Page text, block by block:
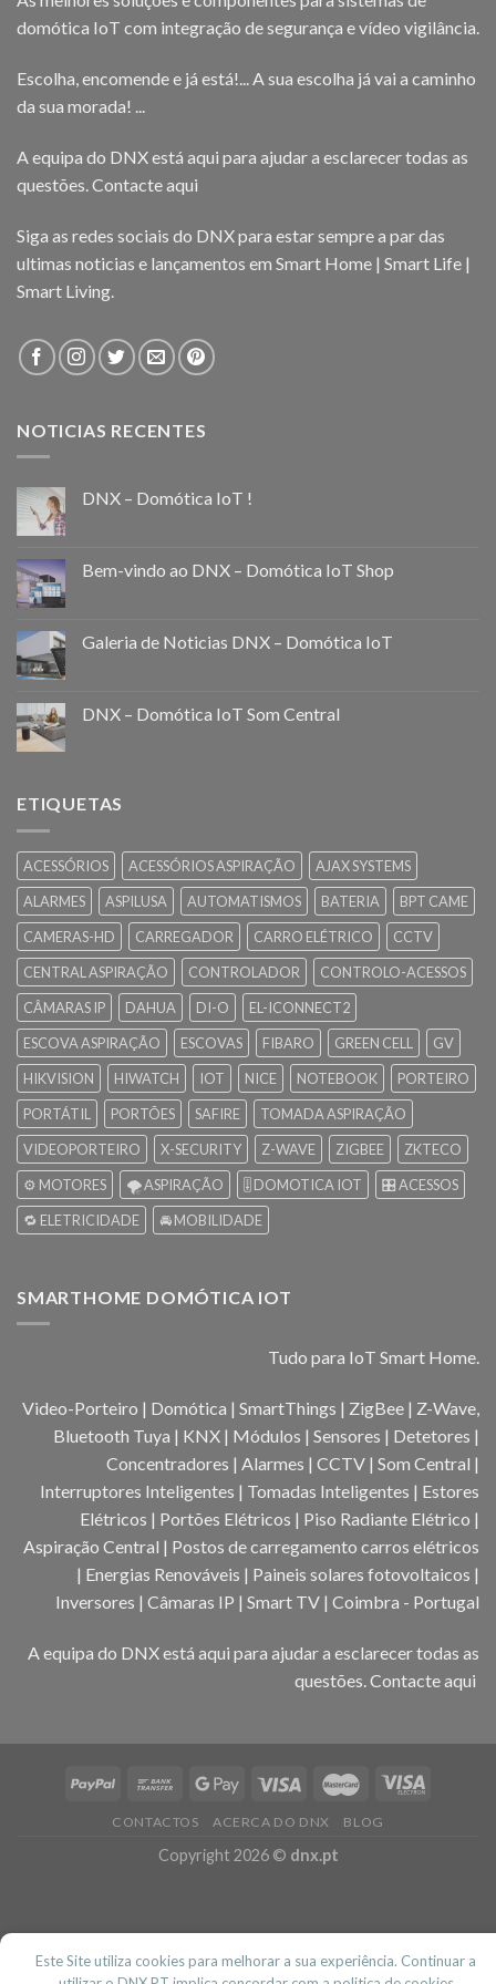
domótica IoT com integração de segurança e vídeo vigilância.
Escolha, encomende e já está!... A sua escolha já vai a caminho
da sua morada! ...
A equipa do DNX está aqui para ajudar a esclarecer todas as
questões.Contacte aqui
Siga as redes sociais do DNX para estar sempre a par das
ultimas noticias e lançamentos em Smart Home | Smart Life |
Smart Living.
NOTICIAS RECENTES
DNX – Domótica IoT !
Bem-vindo ao DNX – Domótica IoT Shop
Galeria de Noticias DNX – Domótica IoT
DNX – Domótica IoT Som Central
ETIQUETAS
ACESSÓRIOS ACESSÓRIOS ASPIRAÇÃO
AJAX SYSTEMS
ALARMES
ASPILUSA AUTOMATISMOS BATERIA
BPT CAME
CAMERAS-HD
CARREGADOR CARRO ELÉTRICO
CCTV
CENTRAL ASPIRAÇÃO
CONTROLADOR
CONTROLO-ACESSOS
CÂMARAS IP
DAHUA DI-O
EL-ICONNECT2
ESCOVA ASPIRAÇÃO
ESCOVAS FIBARO GREEN CELL
GV
HIKVISION
HIWATCH IOT NICE NOTEBOOK
PORTEIRO
PORTÁTIL
PORTÕES SAFIRE
TOMADA ASPIRAÇÃO
VIDEOPORTEIRO
X-SECURITY Z-WAVE ZIGBEE
ZKTECO
⚙️ MOTORES
🌪️ ASPIRAÇÃO 🎚️ DOMOTICA IOT
🎛️ ACESSOS
🔁 ELETRICIDADE
🚘 MOBILIDADE
SMARTHOME DOMÓTICA IOT
Tudo para IoT Smart Home.
Video-Porteiro | Domótica | SmartThings | ZigBee | Z-Wave,
Bluetooth Tuya | KNX | Módulos | Sensores | Detetores |
Concentradores | Alarmes | CCTV | Som Central |
Interruptores Inteligentes | Tomadas Inteligentes | Estores
Elétricos | Portões Elétricos | Piso Radiante Elétrico |
Aspiração Central | Postos de carregamento carros elétricos
| Energias Renováveis | Paineis solares fotovoltaicos |
Inversores | Câmaras IP | Smart TV | Coimbra - Portugal
A equipa do DNX está aqui para ajudar a esclarecer todas as
questões.Contacte aqui
CONTACTOS ACERCA DO DNX BLOG
Copyright 2026 © dnx.pt
Este Site utiliza cookies para melhorar a sua experiência. Continuar a